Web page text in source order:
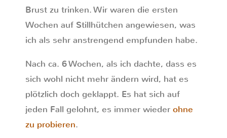
Brust zu trinken. Wir waren die ersten
Wochen auf Stillhütchen angewiesen, was
ich als sehr anstrengend empfunden habe.
Nach ca. 6 Wochen, als ich dachte, dass es
sich wohl nicht mehr ändern wird, hat es
plötzlich doch geklappt. Es hat sich auf
jeden Fall gelohnt, es immer wieder ohne
zu probieren.